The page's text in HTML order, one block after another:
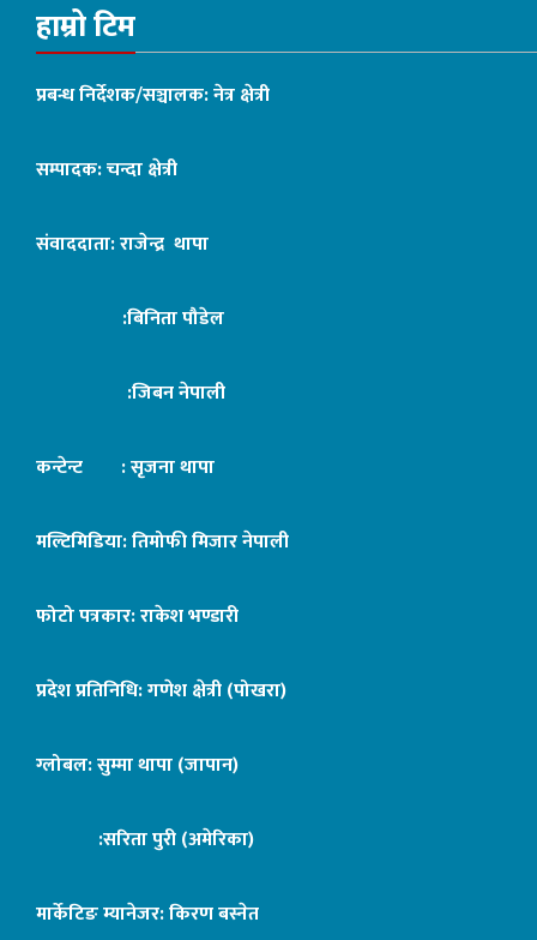
हाम्रो टिम
प्रबन्ध निर्देशक/सञ्चालक: नेत्र क्षेत्री
सम्पादक: चन्दा क्षेत्री
संवाददाता: राजेन्द्र थापा
:बिनिता पौडेल
:जिबन नेपाली
कन्टेन्ट : सृजना थापा
मल्टिमिडिया: तिमोफी मिजार नेपाली
फोटो पत्रकार: राकेश भण्डारी
प्रदेश प्रतिनिधि: गणेश क्षेत्री (पोखरा)
ग्लोबल: सुम्मा थापा (जापान)
:सरिता पुरी (अमेरिका)
मार्केटिङ म्यानेजर: किरण बस्नेत